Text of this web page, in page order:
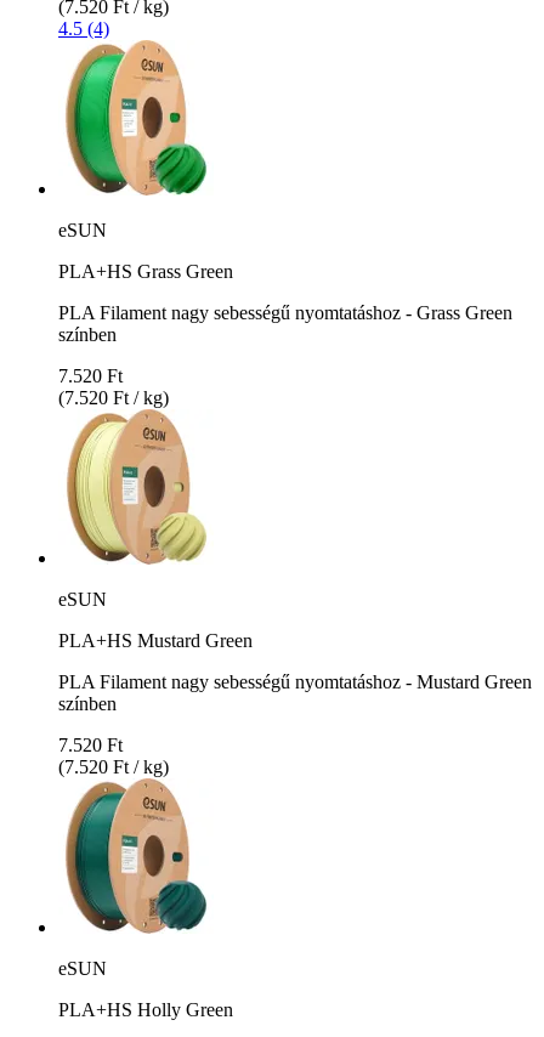
(7.520 Ft / kg)
4.5 (4)
eSUN
PLA+HS Grass Green
PLA Filament nagy sebességű nyomtatáshoz - Grass Green
színben
7.520 Ft
(7.520 Ft / kg)
eSUN
PLA+HS Mustard Green
PLA Filament nagy sebességű nyomtatáshoz - Mustard Green
színben
7.520 Ft
(7.520 Ft / kg)
eSUN
PLA+HS Holly Green